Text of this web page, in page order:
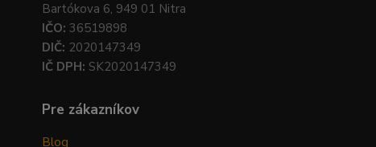
Bartókova 6, 949 01 Nitra
IČO: 36519898
DIČ: 2020147349
IČ DPH: SK2020147349
Pre zákazníkov
Blog